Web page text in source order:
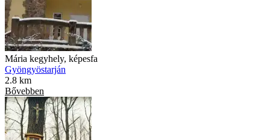
Mária kegyhely, képesfa
Gyöngyöstarján
2.8 km
Bővebben